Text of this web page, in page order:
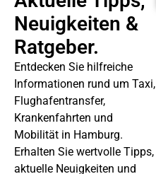
Neuigkeiten &
Ratgeber.
Entdecken Sie hilfreiche
Informationen rund um Taxi,
Flughafentransfer,
Krankenfahrten und
Mobilität in Hamburg.
Erhalten Sie wertvolle Tipps,
aktuelle Neuigkeiten und